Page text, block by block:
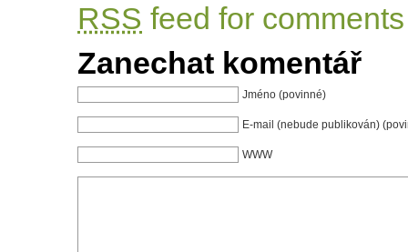
RSS feed for
Zanechat komentář
Jméno (povinné)
E-mail (nebude publikován)
WWW